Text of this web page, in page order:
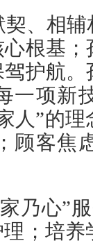
、相
根基
护航
一项新
人”的
顾客焦
乃心”
；培养